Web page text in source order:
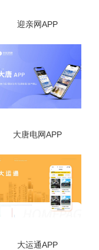
迎亲网APP
大唐电网APP
大运通APP